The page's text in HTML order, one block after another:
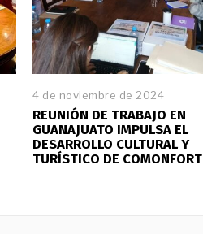
4 de noviembre de 2024
REUNIÓN DE TRABAJO EN
GUANAJUATO IMPULSA EL
DESARROLLO CULTURAL Y
TURÍSTICO DE COMONFORT